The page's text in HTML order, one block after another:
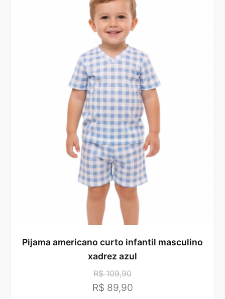
Pijama americano curto infantil masculino
xadrez azul
R$ 109,90
R$ 89,90